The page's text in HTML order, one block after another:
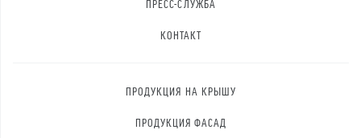
ПРЕСС-СЛУЖБА
КОНТАКТ
ПРОДУКЦИЯ НА КРЫШУ
ПРОДУКЦИЯ ФАСАД